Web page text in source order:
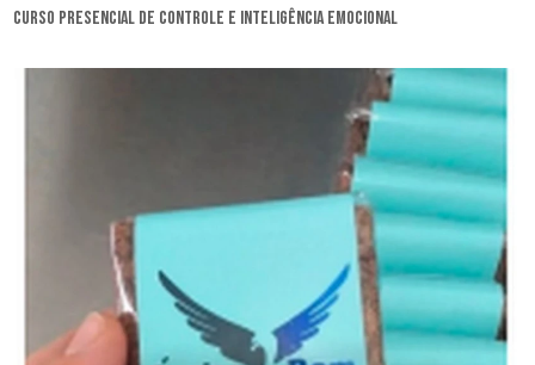
curso presencial de controle e inteligência emocional